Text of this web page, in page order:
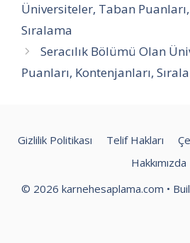
Üniversiteler, Taban
Sıralama
Seracılık Bölümü Olan
Puanları, Kontenjanları,
Gizlilik Politikası Telif Hakları
Hakkımızda
© 2026 karnehesaplama.com •